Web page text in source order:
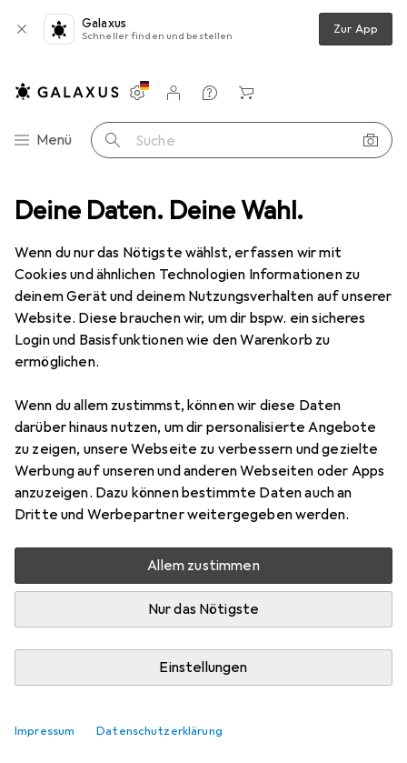
Deine Daten. Deine Wahl.
Wenn du nur das Nötigste wählst, erfassen wir mit
Cookies und ähnlichen Technologien Informationen zu
deinem Gerät und deinem Nutzungsverhalten auf unserer
Website. Diese brauchen wir, um dir bspw. ein sicheres
Login und Basisfunktionen wie den Warenkorb zu
ermöglichen.
Wenn du allem zustimmst, können wir diese Daten
darüber hinaus nutzen, um dir personalisierte Angebote
zu zeigen, unsere Webseite zu verbessern und gezielte
Werbung auf unseren und anderen Webseiten oder Apps
anzuzeigen. Dazu können bestimmte Daten auch an
Dritte und Werbepartner weitergegeben werden.
Allem zustimmen
Nur das Nötigste
Einstellungen
Impressum Datenschutzerklärung
Galaxus
Schneller finden und bestellen Zur App
Navigation nach Kategorien
Menü Suche
Einstellungen
Kundenkonto
Vergleichslisten
Merklisten
Warenkorb
CMP Campagnolo Rain Jacket Fix Hood Woman corallo
5 Bilder
CMP CampagnoloRain Jacket Fix
Hood Woman corallo
34, XXS
Preis in EUR inkl. MwSt.
EUR
73,05
1
Bewertungen Marke
Mehr von CMP
Zwischen Do, 13.8. und Fr, 14.8. geliefert
Nur 2 Stück an Lager beim Drittanbieter
Lieferort angeben für genaue Lieferzeit
Angebot von i